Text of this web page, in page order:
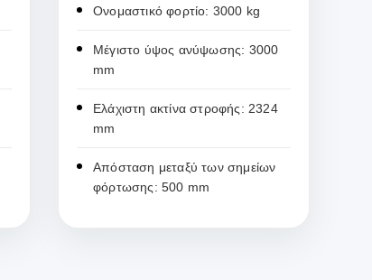
Ονομαστικό φορτίο: 3000 kg
Μέγιστο ύψος ανύψωσης: 3000
mm
Ελάχιστη ακτίνα στροφής: 2324
mm
Απόσταση μεταξύ των σημείων
φόρτωσης: 500 mm